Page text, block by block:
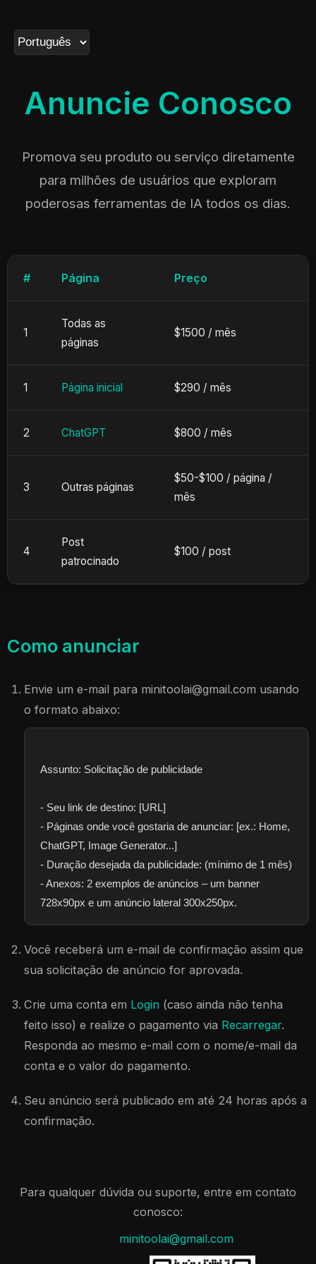
Anuncie Conosco
Promova seu produto ou serviço diretamente
para milhões de usuários que exploram
poderosas ferramentas de IA todos os dias.
# Página Preço
1
Todas as
páginas
$1500 / mês
1 Página inicial $290 / mês
2 ChatGPT $800 / mês
3 Outras páginas
$50-$100 / página /
mês
4
Post
patrocinado
$100 / post
Como anunciar
Envie um e-mail para minitoolai@gmail.com usando
o formato abaixo:
Assunto: Solicitação de publicidade
- Seu link de destino: [URL]
- Páginas onde você gostaria de anunciar: [ex.: Home,
ChatGPT, Image Generator...]
- Duração desejada da publicidade: (mínimo de 1 mês)
- Anexos: 2 exemplos de anúncios – um banner
728x90px e um anúncio lateral 300x250px.
Você receberá um e-mail de confirmação assim que
sua solicitação de anúncio for aprovada.
Crie uma conta em Login (caso ainda não tenha
feito isso) e realize o pagamento via Recarregar.
Responda ao mesmo e-mail com o nome/e-mail da
conta e o valor do pagamento.
Seu anúncio será publicado em até 24 horas após a
confirmação.
Para qualquer dúvida ou suporte, entre em contato
conosco:
minitoolai@gmail.com